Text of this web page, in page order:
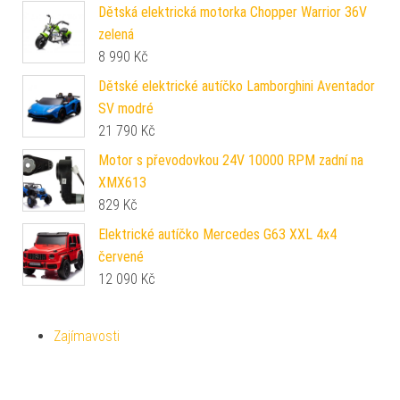
Dětská elektrická motorka Chopper Warrior 36V
zelená
8 990 Kč
Dětské elektrické autíčko Lamborghini Aventador
SV modré
21 790 Kč
Motor s převodovkou 24V 10000 RPM zadní na
XMX613
829 Kč
Elektrické autíčko Mercedes G63 XXL 4x4
červené
12 090 Kč
Zajímavosti